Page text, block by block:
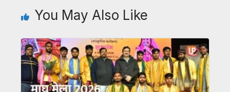
You May Also Like